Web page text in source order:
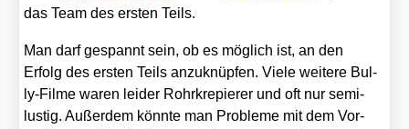
das Team des ers­ten Teils.
Man darf gespannt sein, ob es mög­lich ist, an den
Erfolg des ers­ten Teils anzu­knüp­fen. Vie­le wei­te­re Bul­
ly-Fil­me waren lei­der Rohr­kre­pie­rer und oft nur semi-
lus­tig. Außer­dem könn­te man Pro­ble­me mit dem Vor­